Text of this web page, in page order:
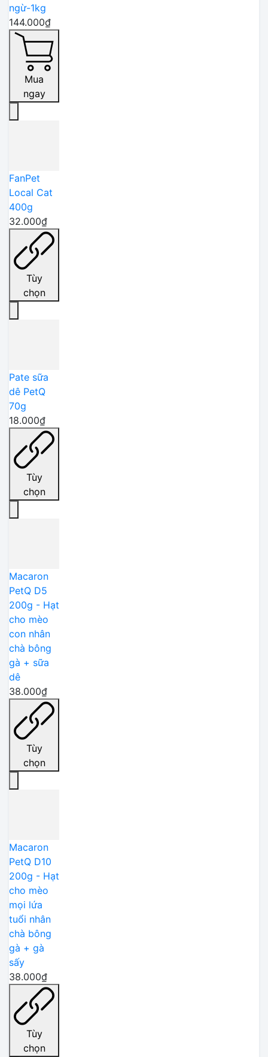
ngừ-1kg
144.000₫
Mua
ngay
FanPet
Local Cat
400g
32.000₫
Tùy
chọn
Pate sữa
dê PetQ
70g
18.000₫
Tùy
chọn
Macaron
PetQ D5
200g - Hạt
cho mèo
con nhân
chà bông
gà + sữa
dê
38.000₫
Tùy
chọn
Macaron
PetQ D10
200g - Hạt
cho mèo
mọi lứa
tuổi nhân
chà bông
gà + gà
sấy
38.000₫
Tùy
chọn